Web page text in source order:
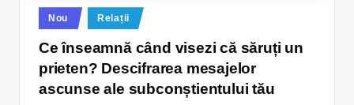
Nou Relații
Ce înseamnă când visezi că săruți un
prieten? Descifrarea mesajelor
ascunse ale subconștientului tău